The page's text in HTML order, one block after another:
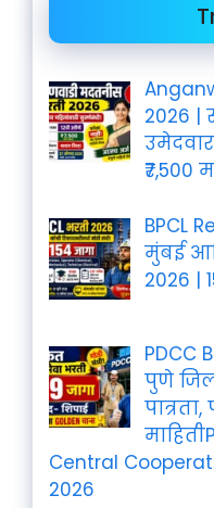
2026 |
₹7,500
BPCL
मुंबई
2026 |
PDCC
पुणे
Central
2026